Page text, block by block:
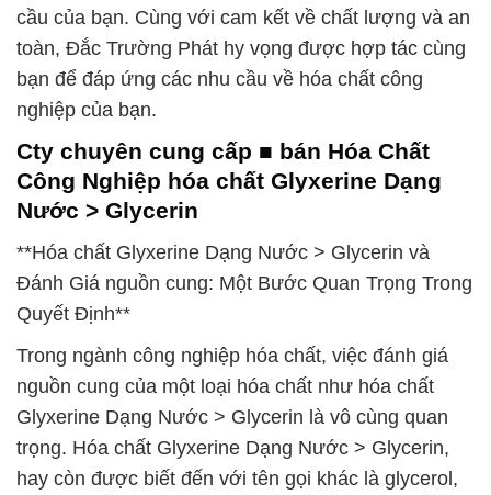
cầu của bạn. Cùng với cam kết về chất lượng và an
toàn, Đắc Trường Phát hy vọng được hợp tác cùng
bạn để đáp ứng các nhu cầu về hóa chất công
nghiệp của bạn.
Cty chuyên cung cấp ■ bán Hóa Chất
Công Nghiệp hóa chất Glyxerine Dạng
Nước > Glycerin
**Hóa chất Glyxerine Dạng Nước > Glycerin và
Đánh Giá nguồn cung: Một Bước Quan Trọng Trong
Quyết Định**
Trong ngành công nghiệp hóa chất, việc đánh giá
nguồn cung của một loại hóa chất như hóa chất
Glyxerine Dạng Nước > Glycerin là vô cùng quan
trọng. Hóa chất Glyxerine Dạng Nước > Glycerin,
hay còn được biết đến với tên gọi khác là glycerol,